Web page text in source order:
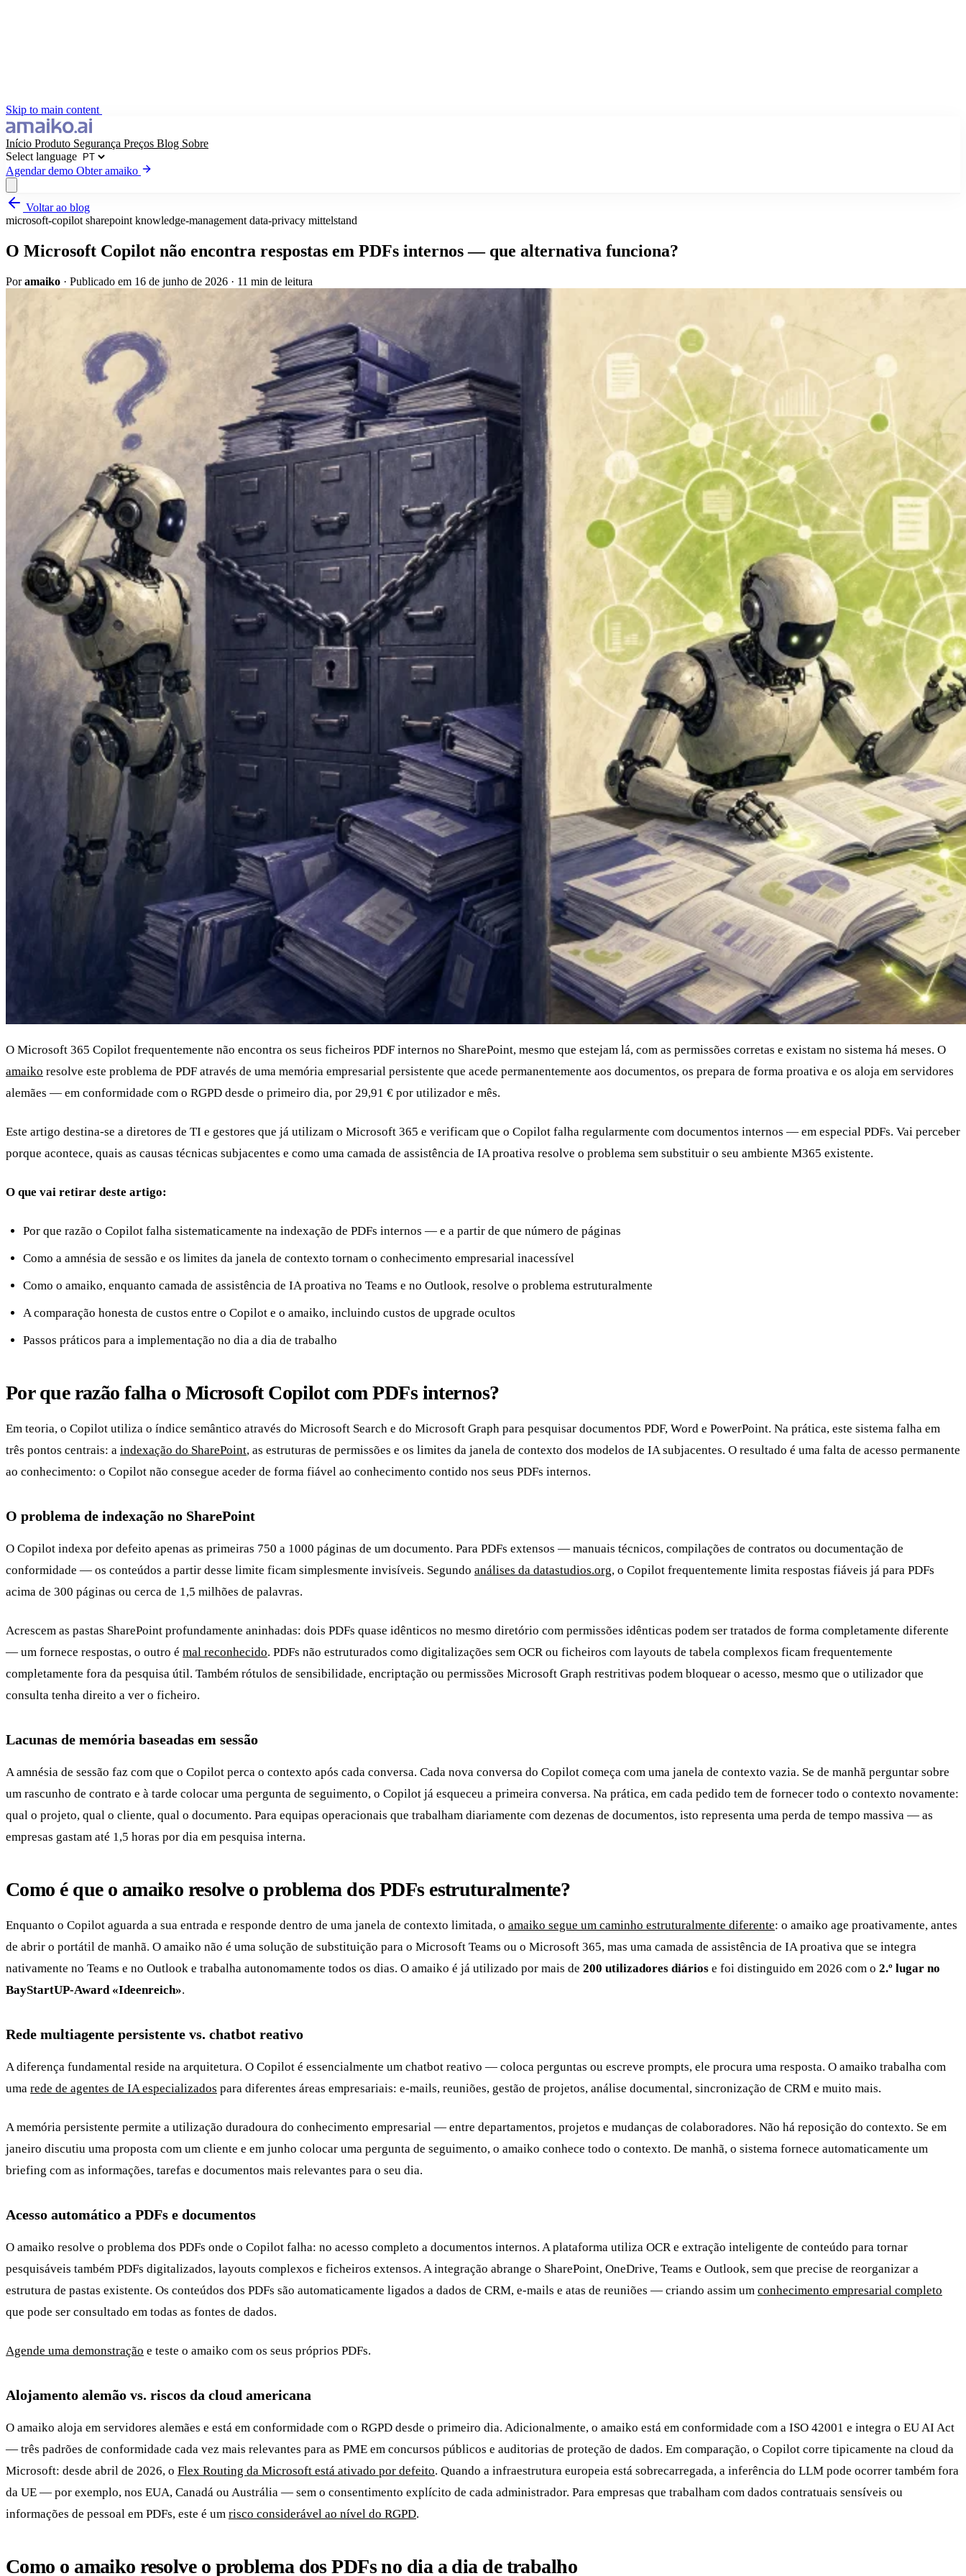
Skip to main content
Início Produto Segurança Preços Blog Sobre
Select language
Agendar demo Obter amaiko
Obter amaiko Agendar demo
Voltar ao blog
microsoft-copilot sharepoint knowledge-management data-privacy mittelstand
O Microsoft Copilot não encontra respostas em PDFs internos — que alternativa funciona?
Poramaiko · Publicado em 16 de junho de 2026 · 11 min de leitura
O Microsoft 365 Copilot frequentemente não encontra os seus ficheiros PDF internos no SharePoint, mesmo que estejam lá, com as permissões corretas e existam no sistema há meses. O
amaiko resolve este problema de PDF através de uma memória empresarial persistente que acede permanentemente aos documentos, os prepara de forma proativa e os aloja em servidores
alemães — em conformidade com o RGPD desde o primeiro dia, por 29,91 € por utilizador e mês.
Este artigo destina-se a diretores de TI e gestores que já utilizam o Microsoft 365 e verificam que o Copilot falha regularmente com documentos internos — em especial PDFs. Vai perceber
porque acontece, quais as causas técnicas subjacentes e como uma camada de assistência de IA proativa resolve o problema sem substituir o seu ambiente M365 existente.
O que vai retirar deste artigo:
Por que razão o Copilot falha sistematicamente na indexação de PDFs internos — e a partir de que número de páginas
Como a amnésia de sessão e os limites da janela de contexto tornam o conhecimento empresarial inacessível
Como o amaiko, enquanto camada de assistência de IA proativa no Teams e no Outlook, resolve o problema estruturalmente
A comparação honesta de custos entre o Copilot e o amaiko, incluindo custos de upgrade ocultos
Passos práticos para a implementação no dia a dia de trabalho
Por que razão falha o Microsoft Copilot com PDFs internos?
Em teoria, o Copilot utiliza o índice semântico através do Microsoft Search e do Microsoft Graph para pesquisar documentos PDF, Word e PowerPoint. Na prática, este sistema falha em
três pontos centrais: a indexação do SharePoint, as estruturas de permissões e os limites da janela de contexto dos modelos de IA subjacentes. O resultado é uma falta de acesso permanente
ao conhecimento: o Copilot não consegue aceder de forma fiável ao conhecimento contido nos seus PDFs internos.
O problema de indexação no SharePoint
O Copilot indexa por defeito apenas as primeiras 750 a 1000 páginas de um documento. Para PDFs extensos — manuais técnicos, compilações de contratos ou documentação de
conformidade — os conteúdos a partir desse limite ficam simplesmente invisíveis. Segundo análises da datastudios.org, o Copilot frequentemente limita respostas fiáveis já para PDFs
acima de 300 páginas ou cerca de 1,5 milhões de palavras.
Acrescem as pastas SharePoint profundamente aninhadas: dois PDFs quase idênticos no mesmo diretório com permissões idênticas podem ser tratados de forma completamente diferente
— um fornece respostas, o outro é mal reconhecido. PDFs não estruturados como digitalizações sem OCR ou ficheiros com layouts de tabela complexos ficam frequentemente
completamente fora da pesquisa útil. Também rótulos de sensibilidade, encriptação ou permissões Microsoft Graph restritivas podem bloquear o acesso, mesmo que o utilizador que
consulta tenha direito a ver o ficheiro.
Lacunas de memória baseadas em sessão
A amnésia de sessão faz com que o Copilot perca o contexto após cada conversa. Cada nova conversa do Copilot começa com uma janela de contexto vazia. Se de manhã perguntar sobre
um rascunho de contrato e à tarde colocar uma pergunta de seguimento, o Copilot já esqueceu a primeira conversa. Na prática, em cada pedido tem de fornecer todo o contexto novamente:
qual o projeto, qual o cliente, qual o documento. Para equipas operacionais que trabalham diariamente com dezenas de documentos, isto representa uma perda de tempo massiva — as
empresas gastam até 1,5 horas por dia em pesquisa interna.
Como é que o amaiko resolve o problema dos PDFs estruturalmente?
Enquanto o Copilot aguarda a sua entrada e responde dentro de uma janela de contexto limitada, o amaiko segue um caminho estruturalmente diferente: o amaiko age proativamente, antes
de abrir o portátil de manhã. O amaiko não é uma solução de substituição para o Microsoft Teams ou o Microsoft 365, mas uma camada de assistência de IA proativa que se integra
nativamente no Teams e no Outlook e trabalha autonomamente todos os dias. O amaiko é já utilizado por mais de 200 utilizadores diários e foi distinguido em 2026 com o 2.º lugar no
BayStartUP-Award «Ideenreich».
Rede multiagente persistente vs. chatbot reativo
A diferença fundamental reside na arquitetura. O Copilot é essencialmente um chatbot reativo — coloca perguntas ou escreve prompts, ele procura uma resposta. O amaiko trabalha com
uma rede de agentes de IA especializados para diferentes áreas empresariais: e-mails, reuniões, gestão de projetos, análise documental, sincronização de CRM e muito mais.
A memória persistente permite a utilização duradoura do conhecimento empresarial — entre departamentos, projetos e mudanças de colaboradores. Não há reposição do contexto. Se em
janeiro discutiu uma proposta com um cliente e em junho colocar uma pergunta de seguimento, o amaiko conhece todo o contexto. De manhã, o sistema fornece automaticamente um
briefing com as informações, tarefas e documentos mais relevantes para o seu dia.
Acesso automático a PDFs e documentos
O amaiko resolve o problema dos PDFs onde o Copilot falha: no acesso completo a documentos internos. A plataforma utiliza OCR e extração inteligente de conteúdo para tornar
pesquisáveis também PDFs digitalizados, layouts complexos e ficheiros extensos. A integração abrange o SharePoint, OneDrive, Teams e Outlook, sem que precise de reorganizar a
estrutura de pastas existente. Os conteúdos dos PDFs são automaticamente ligados a dados de CRM, e-mails e atas de reuniões — criando assim um conhecimento empresarial completo
que pode ser consultado em todas as fontes de dados.
Agende uma demonstração e teste o amaiko com os seus próprios PDFs.
Alojamento alemão vs. riscos da cloud americana
O amaiko aloja em servidores alemães e está em conformidade com o RGPD desde o primeiro dia. Adicionalmente, o amaiko está em conformidade com a ISO 42001 e integra o EU AI Act
— três padrões de conformidade cada vez mais relevantes para as PME em concursos públicos e auditorias de proteção de dados. Em comparação, o Copilot corre tipicamente na cloud da
Microsoft: desde abril de 2026, o Flex Routing da Microsoft está ativado por defeito. Quando a infraestrutura europeia está sobrecarregada, a inferência do LLM pode ocorrer também fora
da UE — por exemplo, nos EUA, Canadá ou Austrália — sem o consentimento explícito de cada administrador. Para empresas que trabalham com dados contratuais sensíveis ou
informações de pessoal em PDFs, este é um risco considerável ao nível do RGPD.
Como o amaiko resolve o problema dos PDFs no dia a dia de trabalho